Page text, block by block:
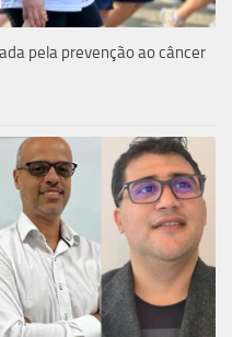
pela prevenção ao câncer